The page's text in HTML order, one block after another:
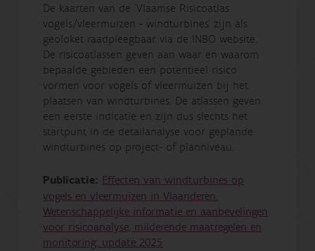
De kaarten van de ‘Vlaamse Risicoatlas
vogels/vleermuizen - windturbines’ zijn als
geoloket raadpleegbaar via de INBO website.
De risicoatlassen geven aan waar en waarom
bepaalde gebieden een potentieel risico
vormen voor vogels of vleermuizen bij het
plaatsen van windturbines. De atlassen geven
een eerste indicatie en zijn dus slechts het
startpunt in de detailanalyse voor geplande
windturbines op project- of planniveau.
Publicatie: Effecten van windturbines op
vogels en vleermuizen in Vlaanderen.
Wetenschappelijke informatie en aanbevelingen
voor risicoanalyse, milderende maatregelen en
monitoring: update 2025